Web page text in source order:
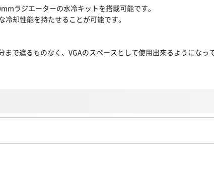
ラジエーターの水冷キットを搭載可能です。
却性能を持たせることが可能です。
で遮るものなく、VGAのスペースとして使用出来るようにな